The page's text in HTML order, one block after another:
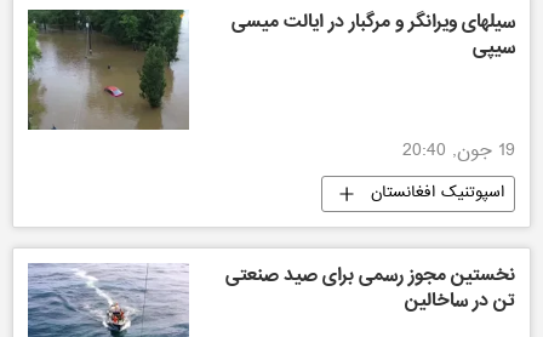
سیلهای ویرانگر و مرگبار در ایالت میسی
سیپی
19 جون, 20:40
اسپوتنیک افغانستان
نخستین مجوز رسمی برای صید صنعتی
تن در ساخالین